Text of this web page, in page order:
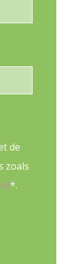
de
zoals
*.